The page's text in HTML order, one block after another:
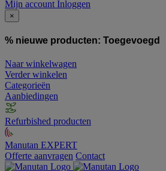
Mijn account Inloggen
×
% nieuwe producten: Toegevoegd
Naar winkelwagen
Verder winkelen
Categorieën
Aanbiedingen
Refurbished producten
Manutan EXPERT
Offerte aanvragen Contact